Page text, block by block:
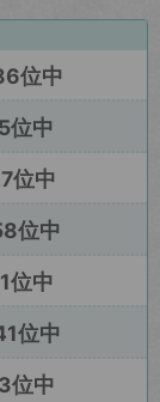
位中
位中
位中
位中
位中
位中
位中